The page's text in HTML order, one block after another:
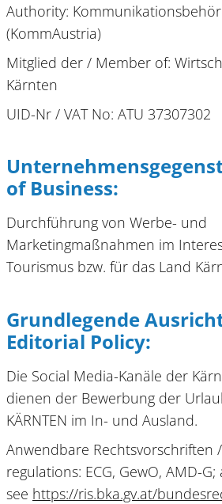
Authority:
(KommAustria)
Mitglied der / Member of:
Kärnten
UID-Nr / VAT No: ATU 37307302
of Business:
Durchführung von Werbe- und
Marketingmaßnahmen im
Tourismus bzw. für das Land
Grundlegende
Editorial Policy:
Die Social Media-Kanäle der
dienen der Bewerbung der
KÄRNTEN im In- und Ausland.
Anwendbare Rechtsvorschriften
regulations: ECG, GewO, AMD-
see https://ris.bka.gv.at/